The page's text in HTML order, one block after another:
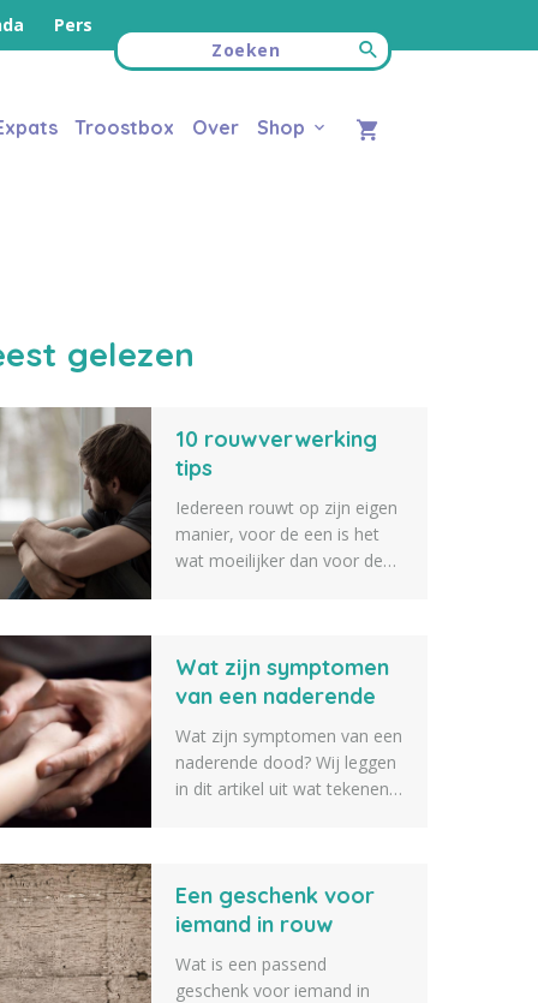
Pers
Troostbox Over Shop
gelezen
10 rouwverwerking
tips
Iedereen rouwt op zijn eigen
manier, voor de een is het
wat moeilijker dan voor de
helpen. Wij hebben daarom
een lijst opgesteld met 10
hierbij te helpen.
Wat zijn symptomen
van een naderende
dood?
Wat zijn symptomen van een
naderende dood? Wij leggen
in dit artikel uit wat tekenen
naaste iets beter wat er gaat
gebeuren als iemand op
Een geschenk voor
iemand in rouw
Wat is een passend
geschenk voor iemand in